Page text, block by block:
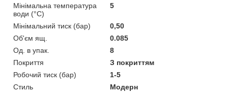
Мінімальна температура
води (°C)
5
Мінімальний тиск (бар)
0,50
Об'єм ящ.
0.085
Од. в упак.
8
Покриття
З покриттям
Робочий тиск (бар)
1-5
Стиль
Модерн